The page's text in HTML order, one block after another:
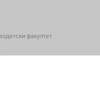
факултет